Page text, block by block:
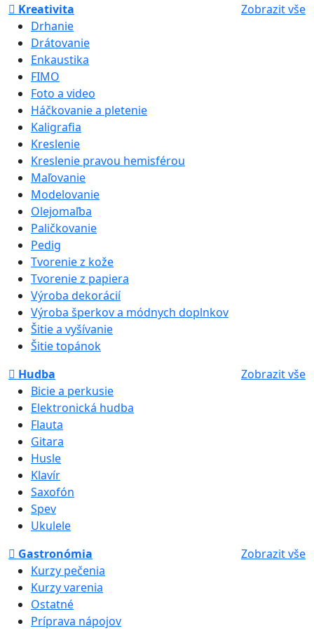
Kreativita
Zobrazit vše
Drhanie
Drátovanie
Enkaustika
FIMO
Foto a video
Háčkovanie a pletenie
Kaligrafia
Kreslenie
Kreslenie pravou hemisférou
Maľovanie
Modelovanie
Olejomaľba
Paličkovanie
Pedig
Tvorenie z kože
Tvorenie z papiera
Výroba dekorácií
Výroba šperkov a módnych doplnkov
Šitie a vyšívanie
Šitie topánok
Hudba
Zobrazit vše
Bicie a perkusie
Elektronická hudba
Flauta
Gitara
Husle
Klavír
Saxofón
Spev
Ukulele
Gastronómia
Zobrazit vše
Kurzy pečenia
Kurzy varenia
Ostatné
Príprava nápojov